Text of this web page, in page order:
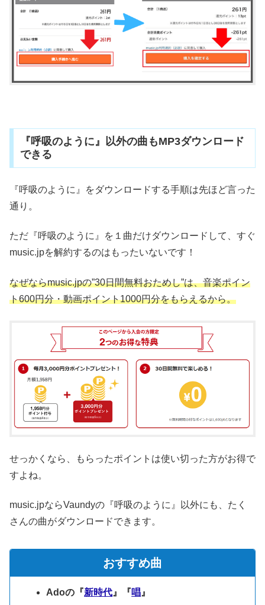
『呼吸のように』以外の曲もMP3ダウンロード
できる
『呼吸のように』をダウンロードする手順は先ほど言った
通り。
ただ『呼吸のように』を１曲だけダウンロードして、すぐ
music.jpを解約するのはもったいないです！
なぜならmusic.jpの”30日間無料おためし”は、音楽ポイン
ト600円分・動画ポイント1000円分をもらえるから。
せっかくなら、もらったポイントは使い切った方がお得で
すよね。
music.jpならVaundyの『呼吸のように』以外にも、たく
さんの曲がダウンロードできます。
おすすめ曲
Adoの『新時代 』『唱 』